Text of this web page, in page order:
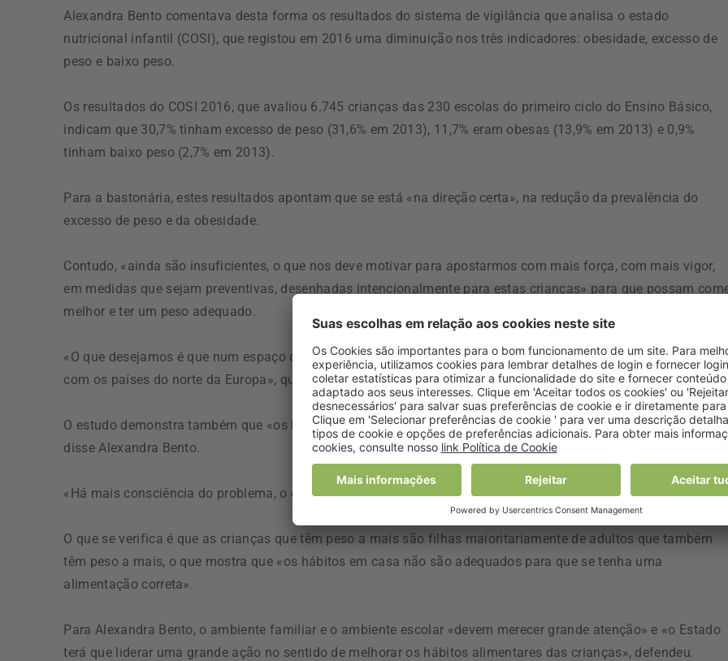
Alexandra Bento comentava desta forma os resultados do sistema de vigilância que analisa o estado
nutricional infantil (COSI), que registou em 2016 uma diminuição nos três indicadores: obesidade, excesso de
peso e baixo peso.
Os resultados do COSI 2016, que avaliou 6.745 crianças das 230 escolas do primeiro ciclo do Ensino Básico,
indicam que 30,7% tinham excesso de peso (31,6% em 2013), 11,7% eram obesas (13,9% em 2013) e 0,9%
tinham baixo peso (2,7% em 2013).
Para a bastonária, estes resultados apontam que se está «na direção certa», na redução da prevalência do
excesso de peso e da obesidade.
Contudo, «ainda são insuficientes, o que nos deve motivar para apostarmos com mais força, com mais vigor,
em medidas que sejam preventivas, desenhadas intencionalmente para estas crianças» para que possam
melhor e ter um peso adequado.
«O que desejamos é que num espaço de tempo, o mais curto possível, possamos dizer que Portugal compara
com os países do norte da Europa», que têm os melhores resultados nesta área.
O estudo demonstra também que «os hábitos alimentares das crianças continuam a não ser os adequados»,
disse Alexandra Bento.
«Há mais consciência do problema, o que não quer que haja mais ação» para o «contrariar», frisou.
O que se verifica é que as crianças que têm peso a mais são filhas maioritariamente de adultos que também
têm peso a mais, o que mostra que «os hábitos em casa não são adequados para que se tenha uma
alimentação correta».
Para Alexandra Bento, o ambiente familiar e o ambiente escolar «devem merecer grande atenção» e «o Estado
terá que liderar uma grande ação no sentido de melhorar os hábitos alimentares das crianças», defendeu.